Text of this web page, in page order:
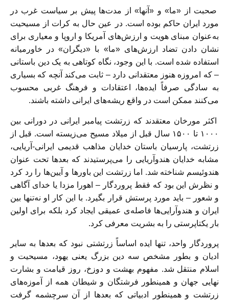
صحبت از «ما» و «آنها» از مدت‌ها پیش بر سیاست غرب در
مورد ایران حاکم بوده است. در عین حال به کرات از مسیحیت
به‌عنوان مبنای هویت و ارزش‌های آمریکا و اروپا و معیاری برای
نشان دادن تضاد ارزش‌های «ما» با «دیگران» در خاورمیانه
استفاده شده است. با این وجود، نگاه کوتاهی به یک دین باستانی
– که امروزه هنوز معتقدانی دارد – ثابت می‌کند آنچه که بسیاری
به سادگی صرفاً ایده‌ها، اعتقادات و فرهنگ غربی محسوب
می‌کنند ممکن است در واقع ریشه‌های ایرانی داشته باشند.
اکثر مورخان معتقدند که زرتشت پیامبر ایرانی در دورانی بین
۱۰۰۰ تا ۱۵۰۰ سال قبل از میلاد مسیح می‌زیسته است. قبل از
زرتشت، پارسیان باستان خدایان مذاهب قدیمی ایرانی-آریایی،
مشابه خدایان هندوآریایی را می‌پرستیدند که بعدها تحت عنوان
هندوئیسم شناخته شد. اما زرتشت این باورها و آیین‌ها را رد کرد
و نظرش این بود که فقط پروردگار – اهورا مزدا یا خدای آگاهی
و شعور – باید مورد پرستش قرار بگیرد. با این کار او نه‌تنها بین
ایران و هندوآرایی‌ها فاصله‌ی عمیقی ایجاد کرد بلکه برای اولین
بار یکتاپرستی را به بشریت معرفی کرد.
پروردگار واحد، تنها ایده اساساً زرتشتی نبود که بعدها به سایر
ادیان و بطور مشخص سه دین بزرگ یعنی یهود، مسیحیت و
اسلام منتقل شد. مفهوم بهشت و دوزخ، روز قیامت و بشارت
نهایی جهان و همینطور فرشتگان و شیطان همه از آموزه‌های
زرتشت و همینطور ادبیاتی که بعدها از آن سرچشمه گرفت